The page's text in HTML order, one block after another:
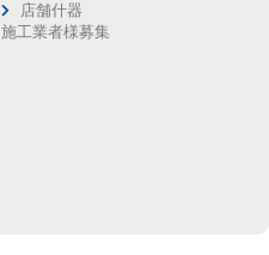
店舗什器
施工業者様募集